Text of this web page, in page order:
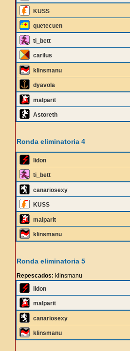
KUSS
quetecuen
ti_bett
carilus
klinsmanu
dyavola
malparit
Astoreth
Ronda eliminatoria 4
lidon
ti_bett
canariosexy
KUSS
malparit
klinsmanu
Ronda eliminatoria 5
Repescados: klinsmanu
lidon
malparit
canariosexy
klinsmanu